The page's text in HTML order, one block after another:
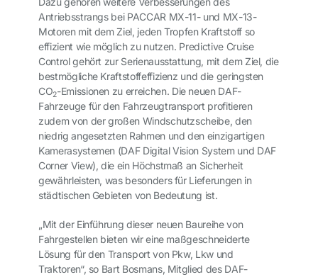
Antriebsstrangs bei PACCAR MX-11- und MX-13-
Motoren mit dem Ziel, jeden Tropfen Kraftstoff so
effizient wie möglich zu nutzen. Predictive Cruise
Control gehört zur Serienausstattung, mit dem Ziel, die
bestmögliche Kraftstoffeffizienz und die geringsten
CO2-Emissionen zu erreichen. Die neuen DAF-
Fahrzeuge für den Fahrzeugtransport profitieren
zudem von der großen Windschutzscheibe, den
niedrig angesetzten Rahmen und den einzigartigen
Kamerasystemen (DAF Digital Vision System und DAF
Corner View), die ein Höchstmaß an Sicherheit
gewährleisten, was besonders für Lieferungen in
städtischen Gebieten von Bedeutung ist.
„Mit der Einführung dieser neuen Baureihe von
Fahrgestellen bieten wir eine maßgeschneiderte
Lösung für den Transport von Pkw, Lkw und
Traktoren“, so Bart Bosmans, Mitglied des DAF-